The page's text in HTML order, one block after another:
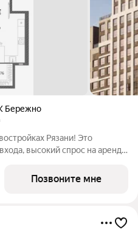
Бережно
Рязани! Это
высокий спрос на аренду
и
Позвоните мне